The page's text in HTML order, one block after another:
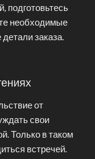
подготовьтесь
необходимые
заказа.
от
свои
Только в таком
встречей.